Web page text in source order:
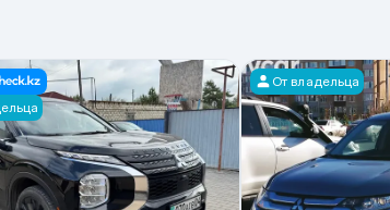
От владельца